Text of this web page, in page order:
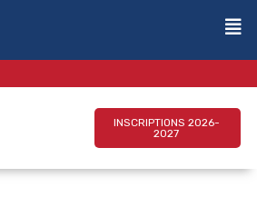
INSCRIPTIONS 2026-
2027